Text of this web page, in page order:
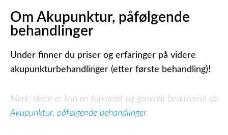
Om Akupunktur, påfølgende
behandlinger
Under finner du priser og erfaringer på videre
akupunkturbehandlinger (etter første behandling)!
Merk: dette er kun en forkortet og generell beskrivelse av
Akupunktur, påfølgende behandlinger.